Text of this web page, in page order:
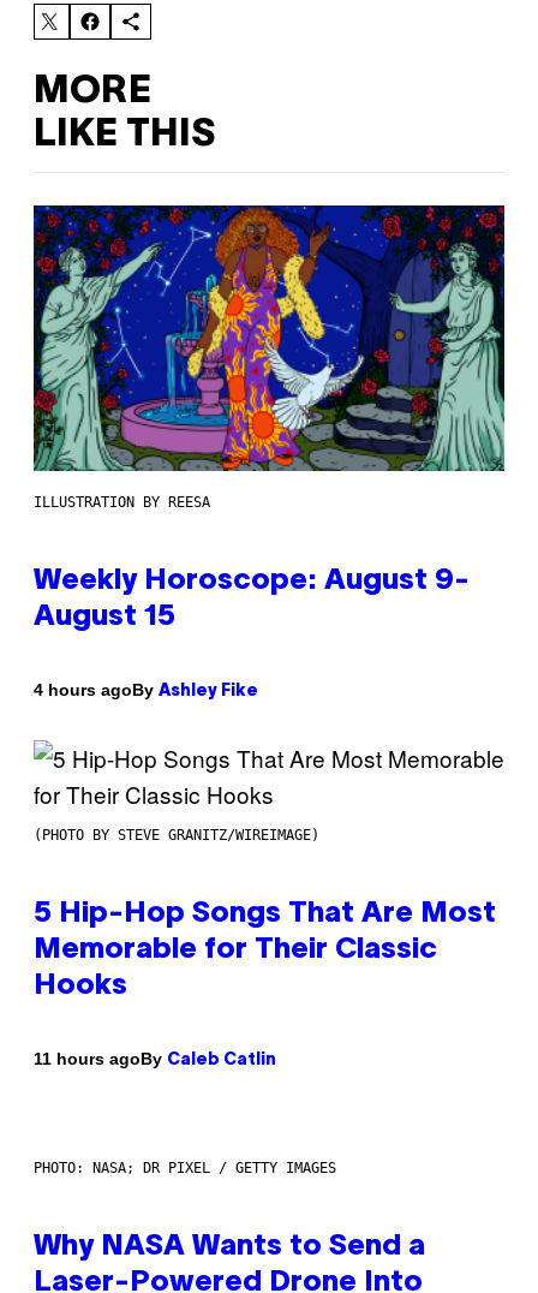
MORE
LIKE THIS
ILLUSTRATION BY REESA
Weekly Horoscope: August 9-
August 15
4 hours agoBy Ashley Fike
(PHOTO BY STEVE GRANITZ/WIREIMAGE)
5 Hip-Hop Songs That Are Most
Memorable for Their Classic
Hooks
11 hours agoBy Caleb Catlin
PHOTO: NASA; DR PIXEL / GETTY IMAGES
Why NASA Wants to Send a
Laser-Powered Drone Into